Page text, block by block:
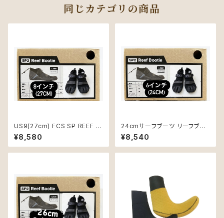
同じカテゴリの商品
US9(27cm) FCS SP REEF B
OOT サイズ
¥8,580
24cmサーフブーツ リーフブー
ツFCS SP2 REEFBOOT
¥8,540